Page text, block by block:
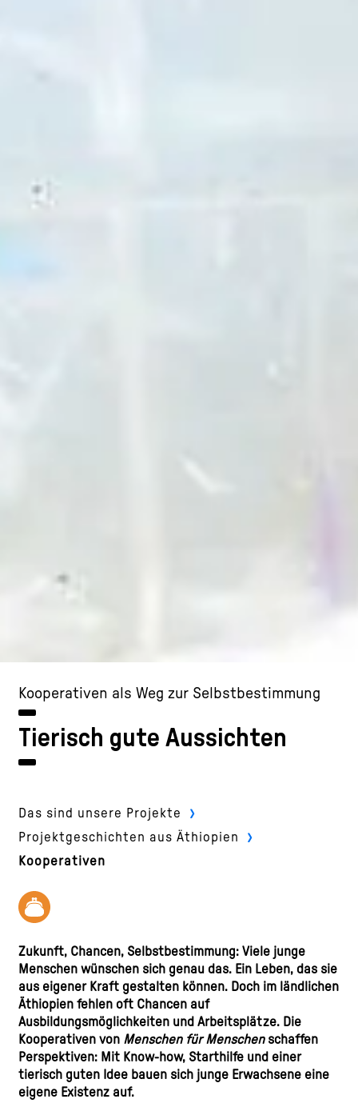
Kooperativen als Weg zur Selbstbestimmung
Tierisch gute Aussichten
Das sind unsere Projekte ›
Projektgeschichten aus Äthiopien ›
Kooperativen
Zukunft, Chancen, Selbstbestimmung: Viele junge
Menschen wünschen sich genau das. Ein Leben, das sie
aus eigener Kraft gestalten können. Doch im ländlichen
Äthiopien fehlen oft Chancen auf
Ausbildungsmöglichkeiten und Arbeitsplätze. Die
Kooperativen von Menschen für Menschenschaffen
Perspektiven: Mit Know-how, Starthilfe und einer
tierisch guten Idee bauen sich junge Erwachsene eine
eigene Existenz auf.